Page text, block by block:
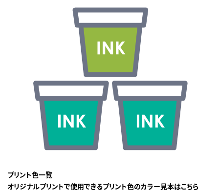
プリント色一覧
オリジナルプリントで使用できるプリント色のカラー見本はこちら